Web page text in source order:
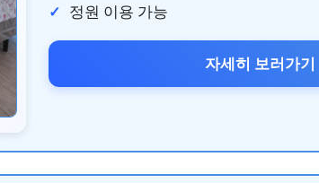
정원 이용 가능
자세히 보러가기